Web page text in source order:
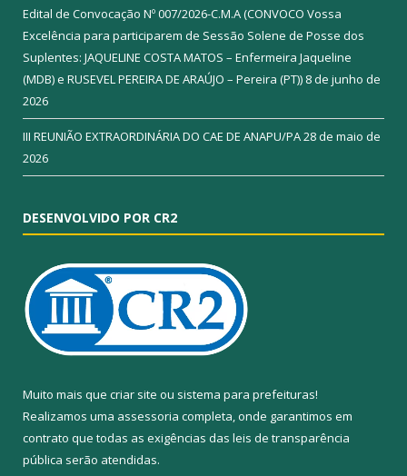
Edital de Convocação Nº 007/2026-C.M.A (CONVOCO Vossa
Excelência para participarem de Sessão Solene de Posse dos
Suplentes: JAQUELINE COSTA MATOS – Enfermeira Jaqueline
(MDB) e RUSEVEL PEREIRA DE ARAÚJO – Pereira (PT)) 8 de junho de
2026
III REUNIÃO EXTRAORDINÁRIA DO CAE DE ANAPU/PA28 de maio de
2026
DESENVOLVIDO POR CR2
Muito mais que criar site ou sistema para prefeituras!
Realizamos uma assessoria completa, onde garantimos em
contrato que todas as exigências das leis de transparência
pública serão atendidas.